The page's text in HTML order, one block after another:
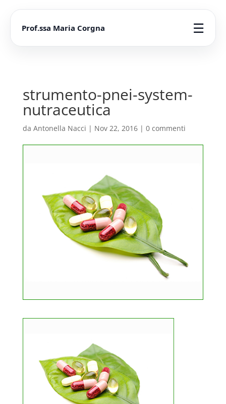
Prof.ssa Maria Corgna ☰
strumento-pnei-system-
nutraceutica
da Antonella Nacci | Nov 22, 2016| 0 commenti